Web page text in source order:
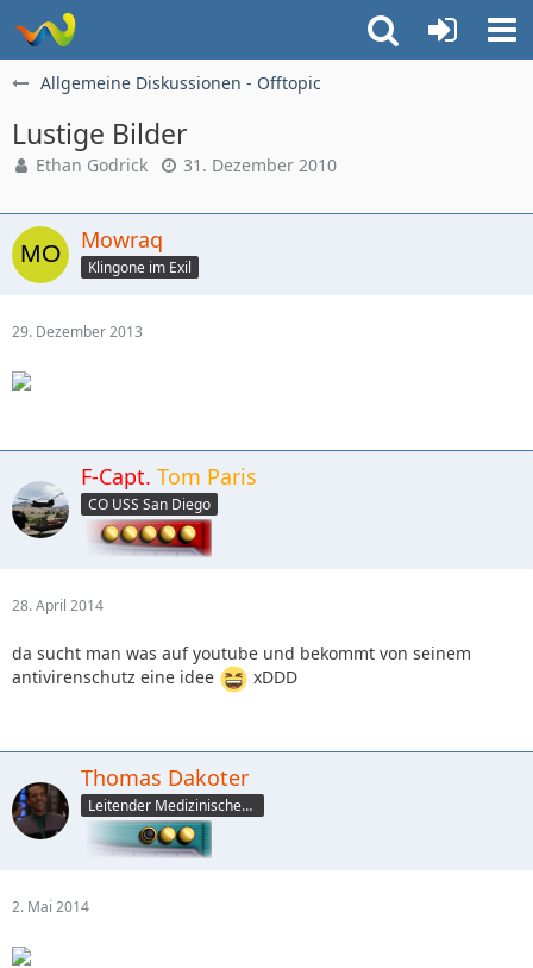
Allgemeine Diskussionen - Offtopic
Lustige Bilder
Ethan Godrick 31. Dezember 2010
Mowraq
Klingone im Exil
29. Dezember 2013
F-Capt. Tom Paris
CO USS San Diego
28. April 2014
da sucht man was auf youtube und bekommt von seinem
antivirenschutz eine idee
xDDD
Thomas Dakoter
Leitender Medizinischer Offizier (CMO)
2. Mai 2014